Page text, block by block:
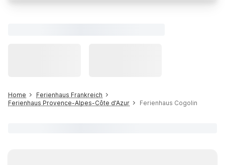
Home
Ferienhaus Frankreich
Ferienhaus Provence-Alpes-Côte d'Azur
Ferienhaus Cogolin